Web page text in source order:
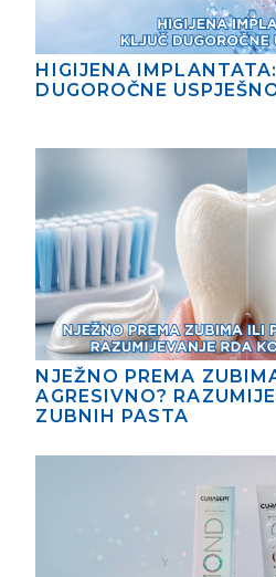
HIGIJENA
DUGOROČNE
NJEŽNO PREMA
AGRESIVNO?
ZUBNIH PASTA